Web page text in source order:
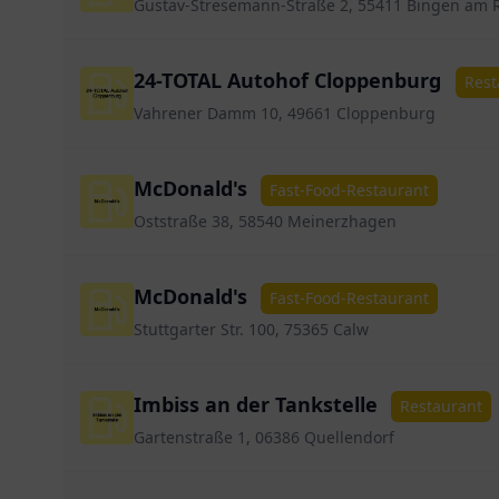
Gustav-Stresemann-Straße 2, 55411 Bingen am
24-TOTAL Autohof Cloppenburg
Vahrener Damm 10, 49661 Cloppenburg
McDonald's
Fast-Food-Restaurant
Oststraße 38, 58540 Meinerzhagen
McDonald's
Fast-Food-Restaurant
Stuttgarter Str. 100, 75365 Calw
Imbiss an der Tankstelle
Restaurant
Gartenstraße 1, 06386 Quellendorf